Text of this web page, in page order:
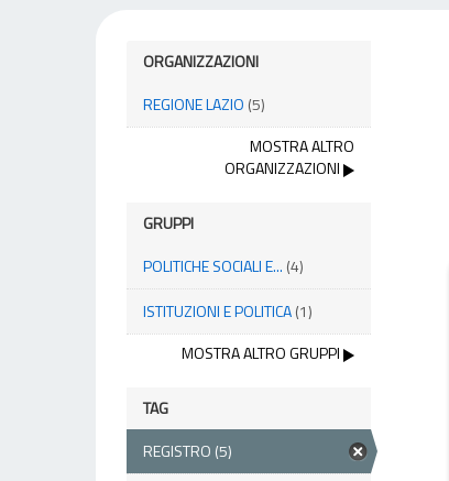
ORGANIZZAZIONI
REGIONE LAZIO (5)
MOSTRA ALTRO
ORGANIZZAZIONI
GRUPPI
POLITICHE SOCIALI E... (4)
ISTITUZIONI E POLITICA(1)
MOSTRA ALTRO GRUPPI
TAG
REGISTRO (5)